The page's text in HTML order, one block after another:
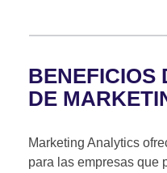
BENEFICIOS
DE
Marketing Analytics
para las empresas que